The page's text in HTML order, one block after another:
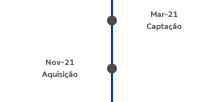
Mar-21
Captação
Nov-21
Aquisição